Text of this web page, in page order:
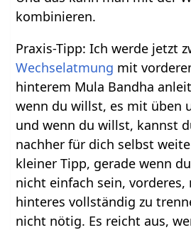
kombinieren.
Praxis-Tipp: Ich werde jetzt
Wechselatmung mit
hinterem Mula Bandha
wenn du willst, es mit üben
und wenn du willst, kannst
nachher für dich selbst
kleiner Tipp, gerade wenn
nicht einfach sein,
hinteres vollständig zu
nicht nötig. Es reicht aus,